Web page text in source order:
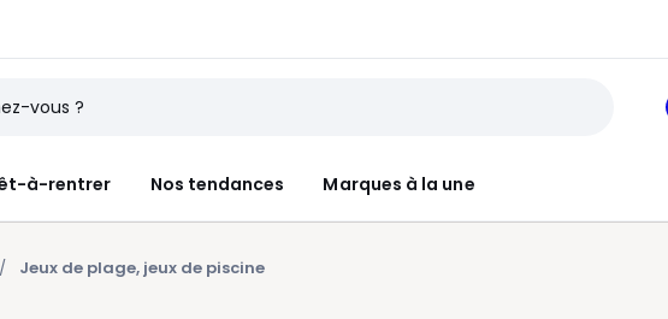
à-rentrer Nos tendances Marques à la une
Jeux de plage, jeux de piscine